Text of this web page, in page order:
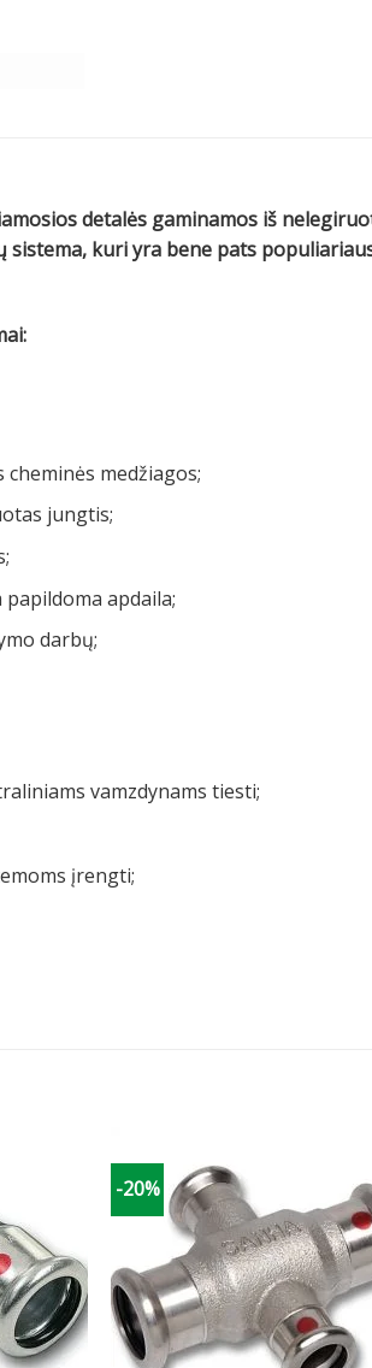
detalės gaminamos iš
kuri yra bene pats
medžiagos;
jungtis;
apdaila;
darbų;
vamzdynams tiesti;
įrengti;
-20%